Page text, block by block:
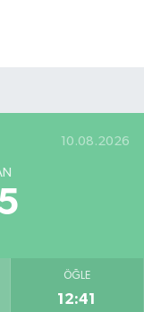
10.08.2026
ÖĞLE
12:41